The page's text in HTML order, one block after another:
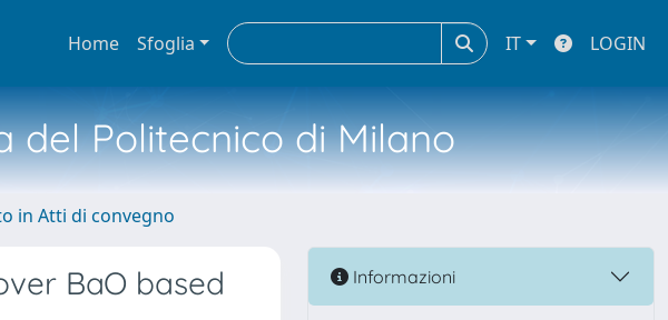
Home Sfoglia IT LOGIN
Politecnico di Milano
in Atti di convegno
BaO based
Informazioni